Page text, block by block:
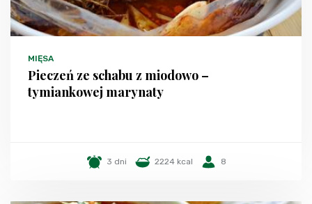
MIĘSA
Pieczeń ze schabu z miodowo –
tymiankowej marynaty
3 dni 2224 kcal 8